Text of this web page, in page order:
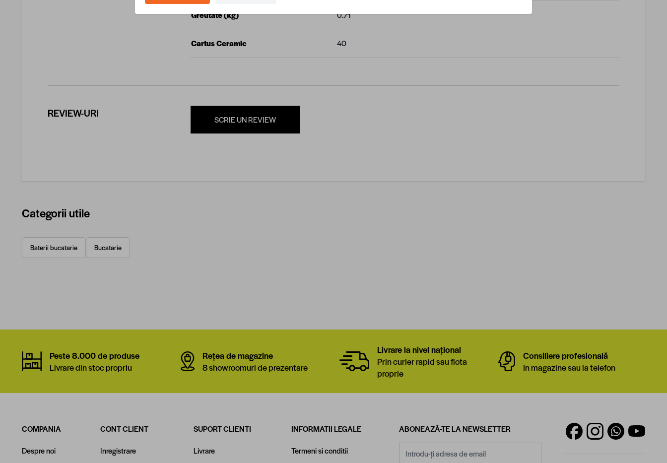
Greutate (kg) 0.71
Cartus Ceramic 40
REVIEW-URI SCRIE UN REVIEW
Categorii utile
Baterii bucatarie Bucatarie
Peste 8.000 de produse
Livrare din stoc propriu
Rețea de magazine
8 showroomuri de prezentare
Livrare la nivel național
Prin curier rapid sau flota
proprie
Consiliere profesională
In magazine sau la telefon
COMPANIA
Despre noi
CONT CLIENT
Inregistrare
SUPORT CLIENTI
Livrare
INFORMATII LEGALE
Termeni si conditii
ABONEAZĂ-TE LA NEWSLETTER